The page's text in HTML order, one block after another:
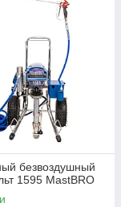
безвоздушный
1595 MastBRO